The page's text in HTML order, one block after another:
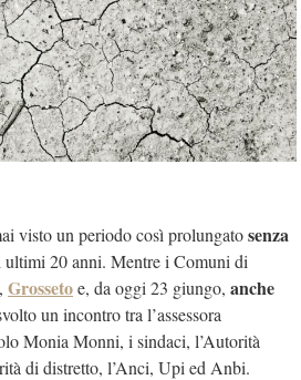
visto un periodo così prolungatosenza
ultimi 20 anni. Mentre i Comuni di
, Grossetoe, da oggi 23 giungo, anche
un incontro tra l’assessora
Monia Monni, i sindaci, l’Autorità
di distretto, l’Anci, Upi ed Anbi.